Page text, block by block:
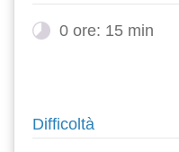
0 ore: 15 min
Difficoltà